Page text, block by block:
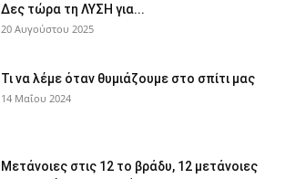
Δες τώρα τη ΛΥΣΗ για...
20 Αυγούστου 2025
Τι να λέμε όταν θυμιάζουμε στο σπίτι μας
14 Μαΐου 2024
Μετάνοιες στις 12 το βράδυ, 12 μετάνοιες